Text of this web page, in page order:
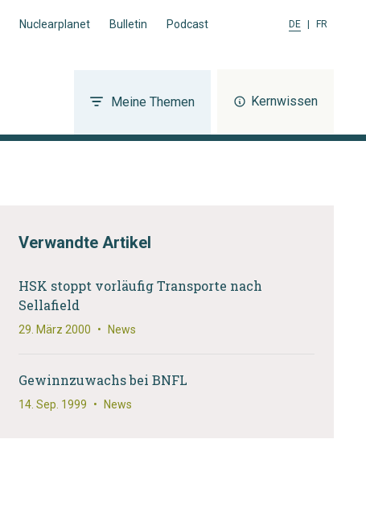
Nuclearplanet Bulletin Podcast DE FR
Meine Themen Kernwissen
Verwandte Artikel
HSK stoppt vorläufig Transporte nach
Sellafield
29. März 2000 • News
Gewinnzuwachs bei BNFL
14. Sep. 1999 • News